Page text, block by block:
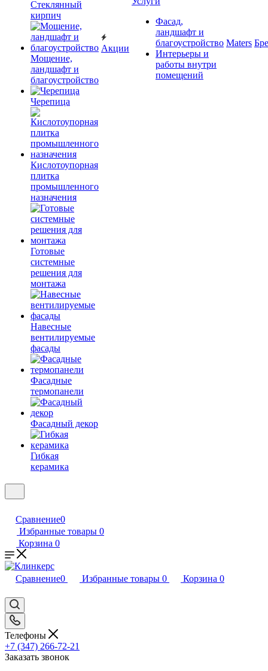
Cтеклянный
кирпич
Мощение,
ландшафт и
благоустройство
Черепица
Кислотоупорная
плитка
промышленного
назначения
Готовые
системные
решения для
монтажа
Навесные
вентилируемые
фасады
Фасадные
термопанели
Фасадный декор
Гибкая
керамика
Акции
Фасад,
ландшафт и
благоустройство
Интерьеры и
работы внутри
помещений
Maters
Сравнение0
Избранные товары 0
Корзина 0
Сравнение0 Избранные товары 0 Корзина 0
Телефоны
+7 (347) 266-72-21
Заказать звонок